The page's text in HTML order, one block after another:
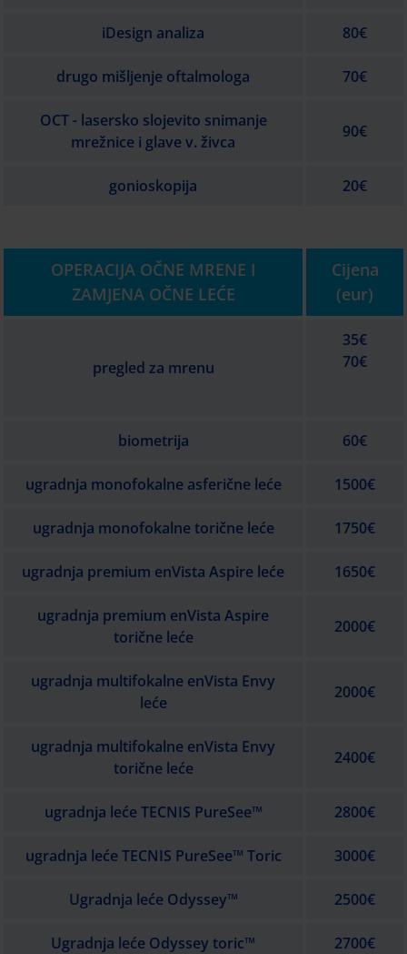
iDesign analiza 80€
drugo mišljenje oftalmologa 70€
OCT - lasersko slojevito snimanje
mrežnice i glave v. živca
90€
gonioskopija 20€
OPERACIJA OČNE MRENE I
ZAMJENA OČNE LEĆE
Cijena
(eur)
pregled za mrenu
35€
70€
biometrija 60€
ugradnja monofokalne asferične leće 1500€
ugradnja monofokalne torične leće 1750€
ugradnja premium enVista Aspire leće 1650€
ugradnja premium enVista Aspire
torične leće
2000€
ugradnja multifokalne enVista Envy
leće
2000€
ugradnja multifokalne enVista Envy
torične leće
2400€
ugradnja leće TECNIS PureSee™ 2800€
ugradnja leće TECNIS PureSee™ Toric 3000€
Ugradnja leće Odyssey™ 2500€
Ugradnja leće Odyssey toric™ 2700€